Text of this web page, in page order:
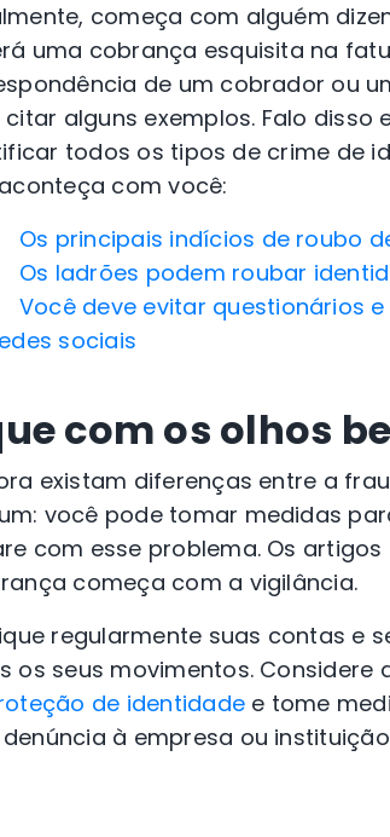
começa com alguém
uma cobrança esquisita na
de um cobrador ou
alguns exemplos. Falo disso
todos os tipos de crime de
com você:
Os principais indícios de roubo
Os ladrões podem roubar
Você deve evitar questionários
sociais
com os olhos
existam diferenças entre a
você pode tomar medidas
com esse problema. Os
começa com a vigilância.
regularmente suas contas e
os seus movimentos.
de identidade e tome
à empresa ou